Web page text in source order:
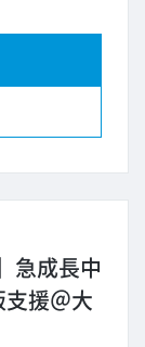
急成長中
支援＠大